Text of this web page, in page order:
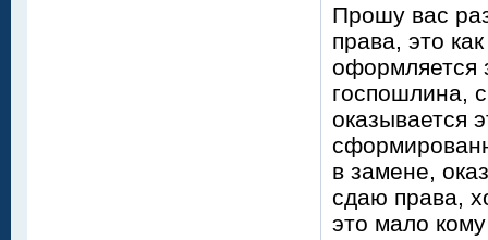
Прошу вас
права, это
оформляется
госпошлина,
оказывается
в замене,
сдаю права,
это мало